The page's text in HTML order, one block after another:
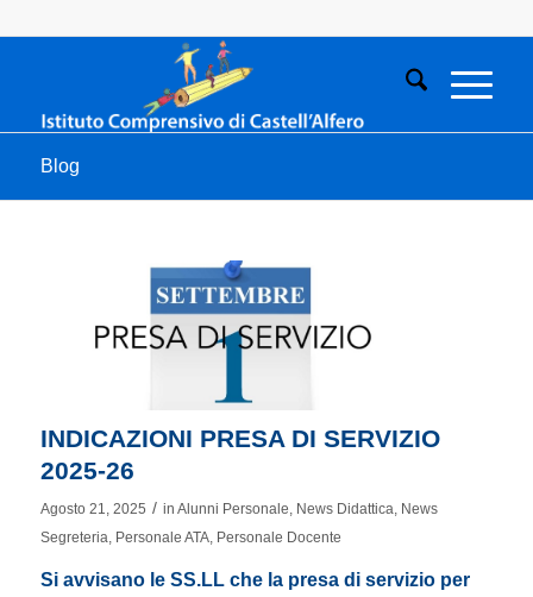
Blog
INDICAZIONI PRESA DI SERVIZIO
2025-26
Agosto 21, 2025 / in Alunni Personale News Didattica News
Segreteria Personale ATA, Personale Docente
Si avvisano le SS.LL che la presa di servizio per